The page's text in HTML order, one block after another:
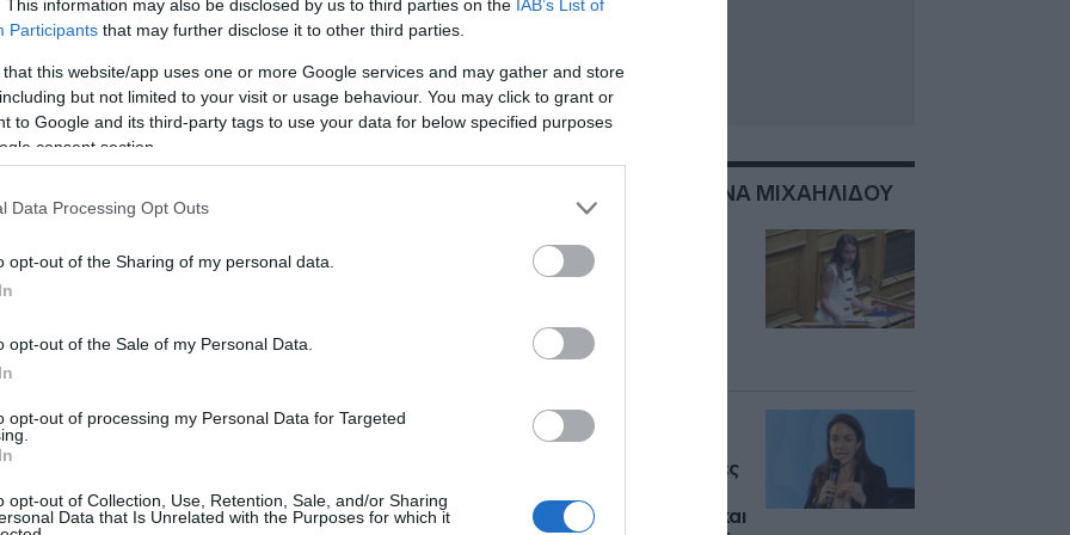
This information may also be disclosed by us to third parties on the IAB’s List of
Participants that may further disclose it to other third parties.
that this website/app uses one or more Google services and may gather and store
but not limited to your visit or usage behaviour. You may click to grant or
to Google and its third-party tags to use your data for below specified purposes
consent section.
Data Processing Opt Outs
opt-out of the Sharing of my personal data.
opt-out of the Sale of my Personal Data.
opt-out of processing my Personal Data for Targeted
opt-out of Collection, Use, Retention, Sale, and/or Sharing
Data that Is Unrelated with the Purposes for which it
και Περιβάλλοντος, επέλεξε
λευκά sneakers και T-shirt,
γόβα.
ΣΧΕΤΙΚΑ ΜΕ:ΔΟΜΝΑ ΜΙΧΑΗΛΙΔΟΥ
Δόμνα Μιχαηλίδου:
“Είμαι παιδί
βαθιά ευγνώμων γι’
αυτό”
Μιχαηλίδου: «Τα
σχόλια των πολιτών
έγιναν συγκεκριμένες
Προσωπικό Βοηθό και